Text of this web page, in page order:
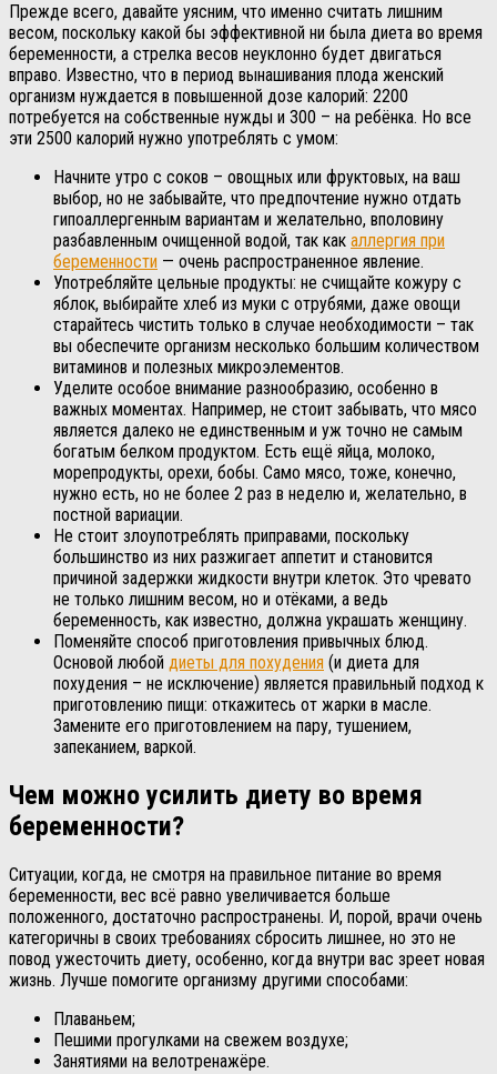
Прежде всего, давайте уясним, что именно считать лишним
весом, поскольку какой бы эффективной ни была диета во время
беременности, а стрелка весов неуклонно будет двигаться
вправо. Известно, что в период вынашивания плода женский
организм нуждается в повышенной дозе калорий: 2200
потребуется на собственные нужды и 300 – на ребёнка. Но все
эти 2500 калорий нужно употреблять с умом:
Начните утро с соков – овощных или фруктовых, на ваш
выбор, но не забывайте, что предпочтение нужно отдать
гипоаллергенным вариантам и желательно, вполовину
разбавленным очищенной водой, так как аллергия при
беременности — очень распространенное явление.
Употребляйте цельные продукты: не счищайте кожуру с
яблок, выбирайте хлеб из муки с отрубями, даже овощи
старайтесь чистить только в случае необходимости – так
вы обеспечите организм несколько большим количеством
витаминов и полезных микроэлементов.
Уделите особое внимание разнообразию, особенно в
важных моментах. Например, не стоит забывать, что мясо
является далеко не единственным и уж точно не самым
богатым белком продуктом. Есть ещё яйца, молоко,
морепродукты, орехи, бобы. Само мясо, тоже, конечно,
нужно есть, но не более 2 раз в неделю и, желательно, в
постной вариации.
Не стоит злоупотреблять приправами, поскольку
большинство из них разжигает аппетит и становится
причиной задержки жидкости внутри клеток. Это чревато
не только лишним весом, но и отёками, а ведь
беременность, как известно, должна украшать женщину.
Поменяйте способ приготовления привычных блюд.
Основой любой диеты для похудения (и диета для
похудения – не исключение) является правильный подход к
приготовлению пищи: откажитесь от жарки в масле.
Замените его приготовлением на пару, тушением,
запеканием, варкой.
Чем можно усилить диету во время
беременности?
Ситуации, когда, не смотря на правильное питание во время
беременности, вес всё равно увеличивается больше
положенного, достаточно распространены. И, порой, врачи очень
категоричны в своих требованиях сбросить лишнее, но это не
повод ужесточить диету, особенно, когда внутри вас зреет новая
жизнь. Лучше помогите организму другими способами:
Плаваньем;
Пешими прогулками на свежем воздухе;
Занятиями на велотренажёре.